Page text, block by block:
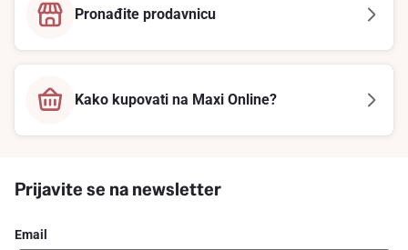
Pronađite prodavnicu
Kako kupovati na Maxi Online?
Prijavite se na newsletter
Email